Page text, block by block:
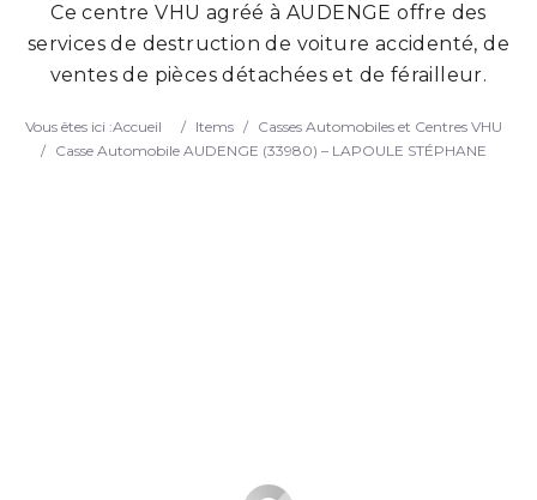
Search
Ce centre VHU agréé à AUDENGE offre des
services de destruction de voiture accidenté, de
ventes de pièces détachées et de férailleur.
Vous êtes ici :Accueil / Items / Casses Automobiles et Centres VHU
/ Casse Automobile AUDENGE (33980) – LAPOULE STÉPHANE